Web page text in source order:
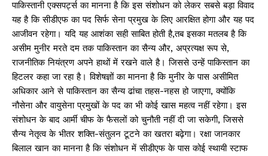
पाकिस्तानी एक्सपर्ट्स का मानना है कि इस संशोधन को लेकर सबसे बड़ा विवाद
यह है कि सीडीएफ का पद सिर्फ सेना प्रमुख के लिए आरक्षित होगा और यह पद
आजीवन रहेगा। यदि यह आशंका सही साबित होती है,तब इसका मतलब है कि
असीम मुनीर मरते दम तक पाकिस्तान का सैन्य और, अप्रत्यक्ष रूप से,
राजनीतिक नियंत्रण अपने हाथों में रखने वाले है। जिससे उन्हें पाकिस्तान का
हिटलर कहा जा रहा है। विशेषज्ञों का मानना है कि मुनीर के पास असीमित
अधिकार आने से पाकिस्तान का सैन्य ढांचा तहस-नहस हो जाएगा, क्योंकि
नौसेना और वायुसेना प्रमुखों के पद का भी कोई खास महत्व नहीं रहेगा। इस
संशोधन के बाद आर्मी चीफ के फैसलों को चुनौती नहीं दी जा सकेगी, जिससे
सैन्य नेतृत्व के भीतर शक्ति-संतुलन टूटने का खतरा बढ़ेगा। रक्षा जानकार
बिलाल खान का मानना है कि संशोधन में सीडीएफ के पास कोई स्थायी स्टाफ